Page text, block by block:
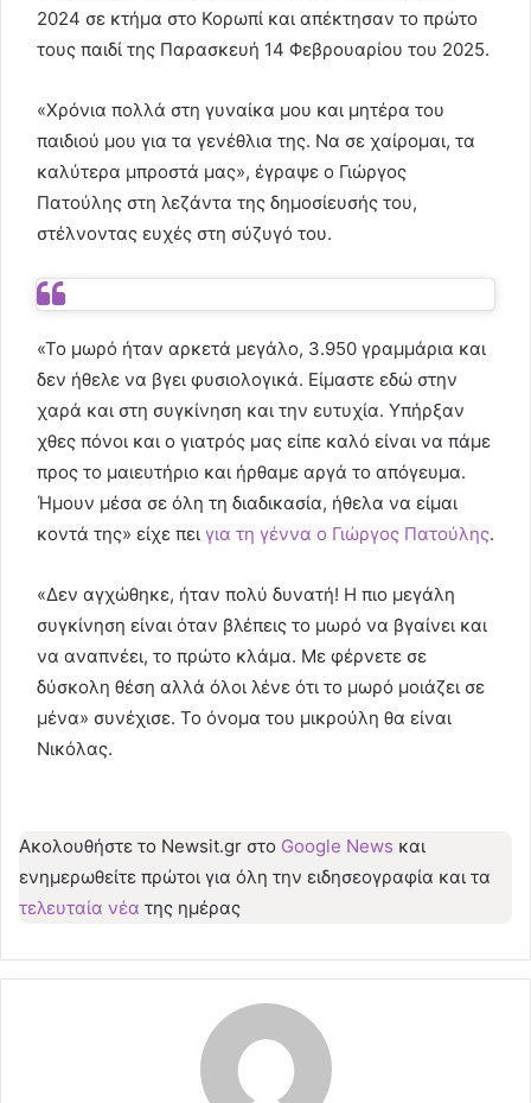
2024 σε κτήμα στο Κορωπί και απέκτησαν το πρώτο
τους παιδί της Παρασκευή 14 Φεβρουαρίου του 2025.
«Χρόνια πολλά στη γυναίκα μου και μητέρα του
παιδιού μου για τα γενέθλια της. Να σε χαίρομαι, τα
καλύτερα μπροστά μας», έγραψε ο Γιώργος
Πατούλης στη λεζάντα της δημοσίευσής του,
στέλνοντας ευχές στη σύζυγό του.
«Το μωρό ήταν αρκετά μεγάλο, 3.950 γραμμάρια και
δεν ήθελε να βγει φυσιολογικά. Είμαστε εδώ στην
χαρά και στη συγκίνηση και την ευτυχία. Υπήρξαν
χθες πόνοι και ο γιατρός μας είπε καλό είναι να πάμε
προς το μαιευτήριο και ήρθαμε αργά το απόγευμα.
Ήμουν μέσα σε όλη τη διαδικασία, ήθελα να είμαι
κοντά της» είχε πει για τη γέννα ο Γιώργος Πατούλης.
«Δεν αγχώθηκε, ήταν πολύ δυνατή! Η πιο μεγάλη
συγκίνηση είναι όταν βλέπεις το μωρό να βγαίνει και
να αναπνέει, το πρώτο κλάμα. Με φέρνετε σε
δύσκολη θέση αλλά όλοι λένε ότι το μωρό μοιάζει σε
μένα» συνέχισε. Το όνομα του μικρούλη θα είναι
Νικόλας.
Ακολουθήστε το Νewsit.gr στο Google News και
ενημερωθείτε πρώτοι για όλη την ειδησεογραφία και τα
τελευταία νέα της ημέρας